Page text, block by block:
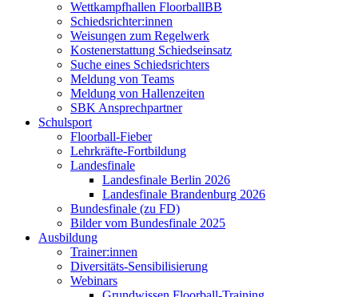
Wettkampfhallen FloorballBB
Schiedsrichter:innen
Weisungen zum Regelwerk
Kostenerstattung Schiedseinsatz
Suche eines Schiedsrichters
Meldung von Teams
Meldung von Hallenzeiten
SBK Ansprechpartner
Schulsport
Floorball-Fieber
Lehrkräfte-Fortbildung
Landesfinale
Landesfinale Berlin 2026
Landesfinale Brandenburg 2026
Bundesfinale (zu FD)
Bilder vom Bundesfinale 2025
Ausbildung
Trainer:innen
Diversitäts-Sensibilisierung
Webinars